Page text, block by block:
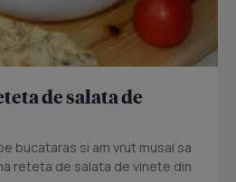
de salata de
bucataras si am vrut musai sa
reteta de salata de vinete din